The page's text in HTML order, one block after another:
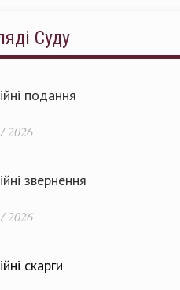
Суду
подання
2026
звернення
2026
скарги